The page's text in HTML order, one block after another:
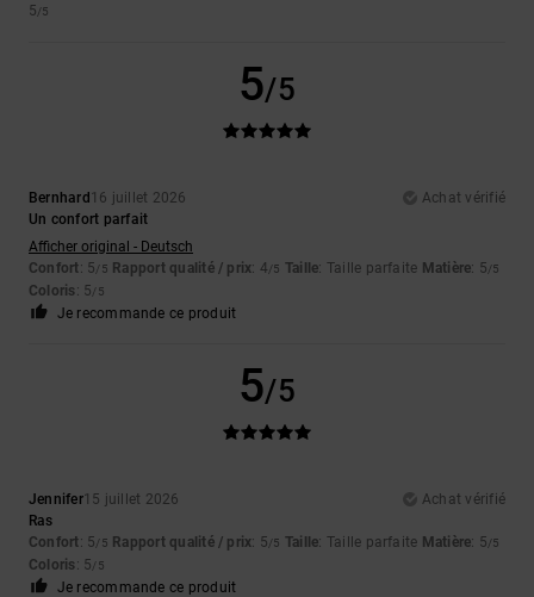
5/5
5/5
Bernhard16 juillet 2026
Achat vérifié
Un confort parfait
Afficher original - Deutsch
Confort: 5/5 Rapport qualité / prix: 4/5 Taille: Taille parfaite Matière: 5/5
Coloris: 5/5
Je recommande ce produit
5/5
Jennifer15 juillet 2026
Achat vérifié
Ras
Confort: 5/5 Rapport qualité / prix: 5/5 Taille: Taille parfaite Matière: 5/5
Coloris: 5/5
Je recommande ce produit